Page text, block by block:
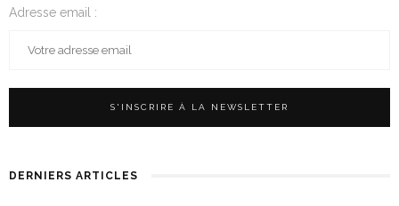
Adresse email :
DERNIERS ARTICLES